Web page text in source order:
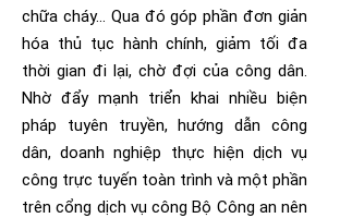
chữa cháy... Qua đó góp phần đơn giản
hóa thủ tục hành chính, giảm tối đa
thời gian đi lại, chờ đợi của công dân.
Nhờ đẩy mạnh triển khai nhiều biện
pháp tuyên truyền, hướng dẫn công
dân, doanh nghiệp thực hiện dịch vụ
công trực tuyến toàn trình và một phần
trên cổng dịch vụ công Bộ Công an nên